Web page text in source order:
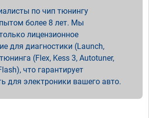
по чип тюнингу
более 8 лет. Мы
лицензионное
для диагностики (Launch,
(Flex, Kess 3, Autotuner,
что гарантирует
для электроники вашего авто.